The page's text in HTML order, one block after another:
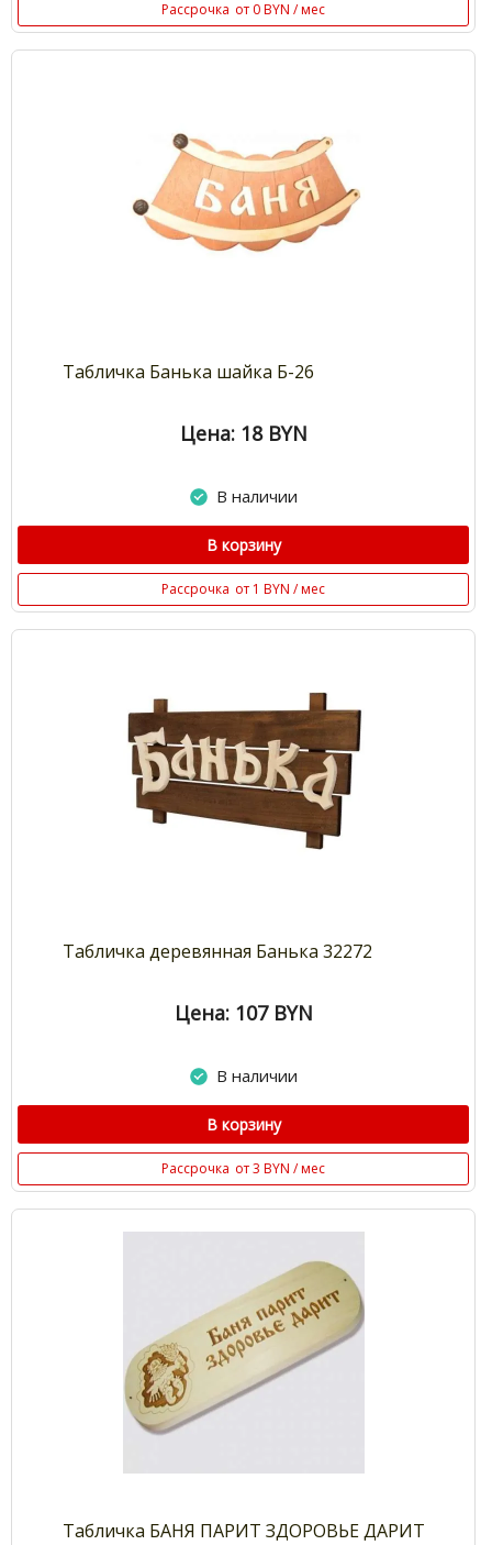
Рассрочка от 0 BYN / мес
Табличка Банька шайка Б-26
Цена: 18 BYN
В наличии
В корзину
Рассрочка от 1 BYN / мес
Табличка деревянная Банька 32272
Цена: 107 BYN
В наличии
В корзину
Рассрочка от 3 BYN / мес
Табличка БАНЯ ПАРИТ ЗДОРОВЬЕ ДАРИТ